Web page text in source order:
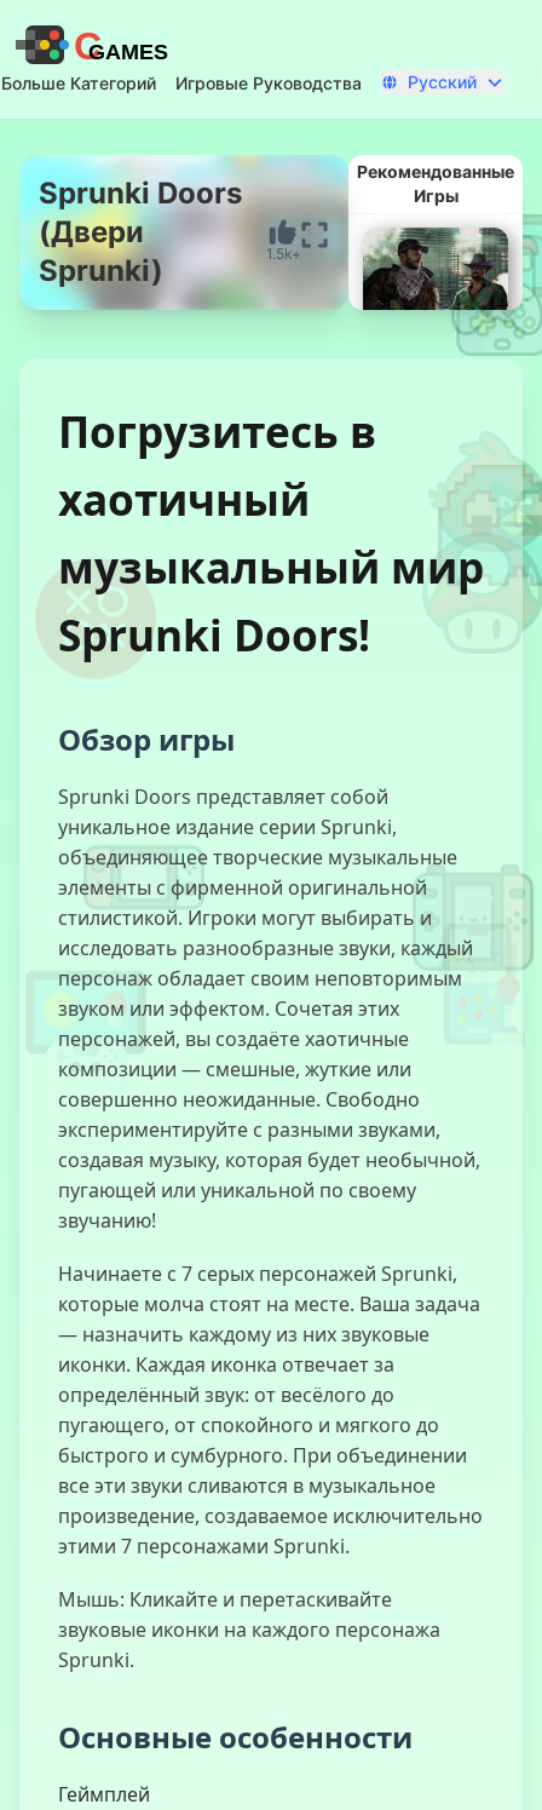
CGAMES
Больше Категорий Игровые Руководства Русский
Начать Сейчас
Sprunki Doors
(Двери
Sprunki)
1.5k+
Рекомендованные
Игры
(Бабушка)
Ужасы
Бабушки
Человек из
Позаботься о
Теневом
Танковая
Арена
Армейский
Погрузитесь в
хаотичный
музыкальный мир
Sprunki Doors!
Обзор игры
Sprunki Doors представляет собой
уникальное издание серии Sprunki,
объединяющее творческие музыкальные
элементы с фирменной оригинальной
стилистикой. Игроки могут выбирать и
исследовать разнообразные звуки, каждый
персонаж обладает своим неповторимым
звуком или эффектом. Сочетая этих
персонажей, вы создаёте хаотичные
композиции — смешные, жуткие или
совершенно неожиданные. Свободно
экспериментируйте с разными звуками,
создавая музыку, которая будет необычной,
пугающей или уникальной по своему
звучанию!
Начинаете с 7 серых персонажей Sprunki,
которые молча стоят на месте. Ваша задача
— назначить каждому из них звуковые
иконки. Каждая иконка отвечает за
определённый звук: от весёлого до
пугающего, от спокойного и мягкого до
быстрого и сумбурного. При объединении
все эти звуки сливаются в музыкальное
произведение, создаваемое исключительно
этими 7 персонажами Sprunki.
Мышь: Кликайте и перетаскивайте
звуковые иконки на каждого персонажа
Sprunki.
Основные особенности
Геймплей